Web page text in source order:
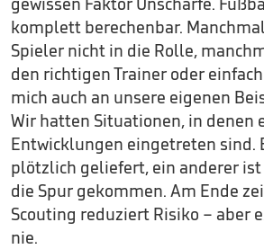
komplett berechenbar.
Spieler nicht in die Rolle,
den richtigen Trainer oder
mich auch an unsere eigenen
Wir hatten Situationen, in denen
Entwicklungen eingetreten sind.
plötzlich geliefert, ein anderer
die Spur gekommen. Am Ende
Scouting reduziert Risiko – aber
nie.